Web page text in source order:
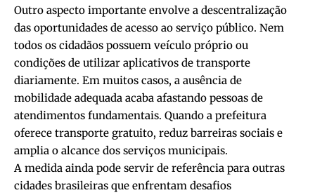
Outro aspecto importante envolve a descentralização
das oportunidades de acesso ao serviço público. Nem
todos os cidadãos possuem veículo próprio ou
condições de utilizar aplicativos de transporte
diariamente. Em muitos casos, a ausência de
mobilidade adequada acaba afastando pessoas de
atendimentos fundamentais. Quando a prefeitura
oferece transporte gratuito, reduz barreiras sociais e
amplia o alcance dos serviços municipais.
A medida ainda pode servir de referência para outras
cidades brasileiras que enfrentam desafios